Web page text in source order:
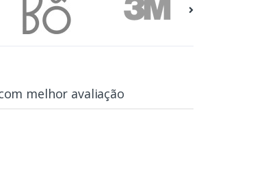
melhor avaliação